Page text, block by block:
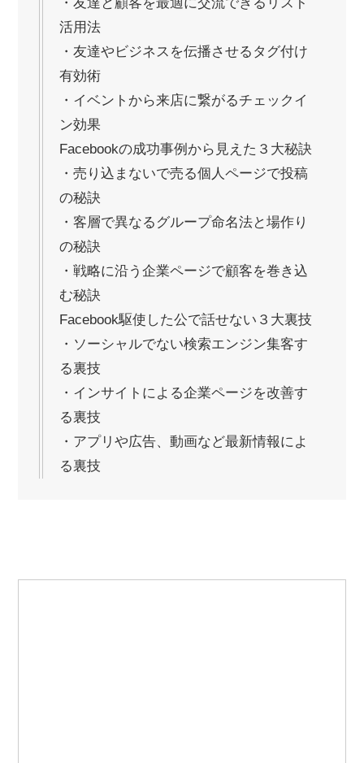
・友達と顧客を最適に交流できるリスト
活用法
・友達やビジネスを伝播させるタグ付け
有効術
・イベントから来店に繋がるチェックイ
ン効果
Facebookの成功事例から見えた３大秘訣
・売り込まないで売る個人ページで投稿
の秘訣
・客層で異なるグループ命名法と場作り
の秘訣
・戦略に沿う企業ページで顧客を巻き込
む秘訣
Facebook駆使した公で話せない３大裏技
・ソーシャルでない検索エンジン集客す
る裏技
・インサイトによる企業ページを改善す
る裏技
・アプリや広告、動画など最新情報によ
る裏技